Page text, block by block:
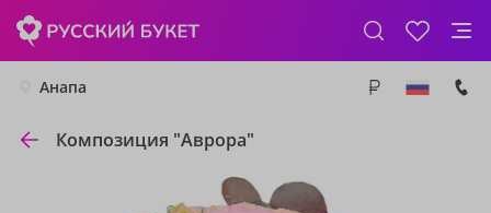
Анапа
Композиция "Аврора"